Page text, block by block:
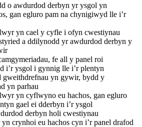
o awdurdod derbyn yr ysgol yn
gan egluro pam na chynigiwyd lle i’r
yn cael y cyfle i ofyn cwestiynau
a ddilynodd yr awdurdod derbyn y
fe all y panel roi
i’r ysgol i gynnig lle i’r plentyn
gweithdrefnau yn gywir, bydd y
yn parhau
yn cyflwyno eu hachos, gan egluro
gael ei dderbyn i’r ysgol
derbyn holi cwestiynau
crynhoi eu hachos cyn i’r panel drafod